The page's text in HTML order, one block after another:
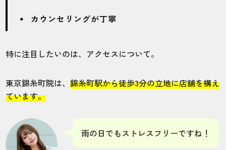
カウンセリングが丁寧
特に注目したいのは、アクセスについて。
東京錦糸町院は、錦糸町駅から徒歩3分の立地に店舗を構え
ています。
雨の日でもストレスフリーですね！